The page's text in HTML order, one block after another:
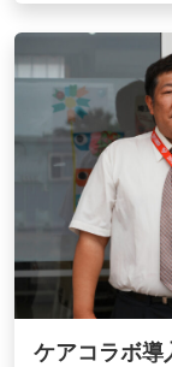
ケアコラボ導